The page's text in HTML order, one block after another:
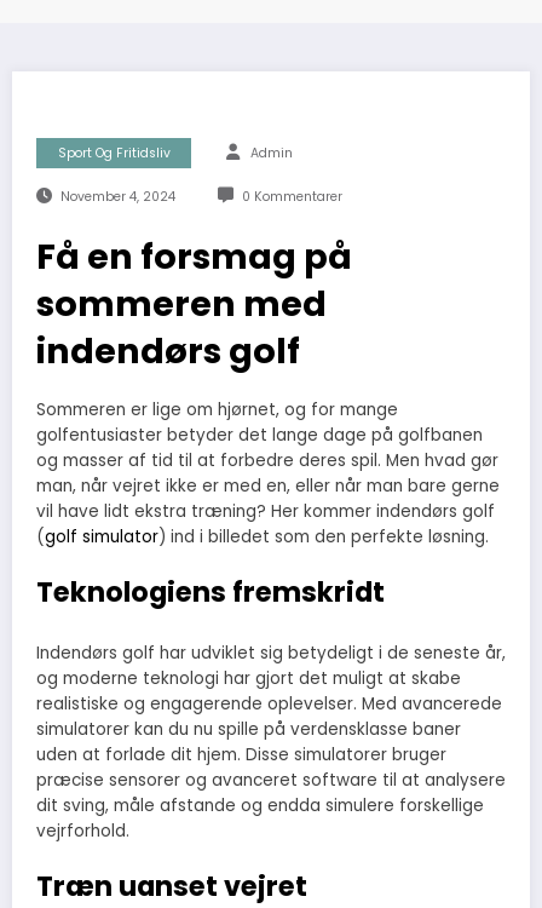
Sport Og Fritidsliv Admin
November 4, 2024 0 Kommentarer
Få en forsmag på
sommeren med
indendørs golf
Sommeren er lige om hjørnet, og for mange
golfentusiaster betyder det lange dage på golfbanen
og masser af tid til at forbedre deres spil. Men hvad gør
man, når vejret ikke er med en, eller når man bare gerne
vil have lidt ekstra træning? Her kommer indendørs golf
(golf simulator) ind i billedet som den perfekte løsning.
Teknologiens fremskridt
Indendørs golf har udviklet sig betydeligt i de seneste år,
og moderne teknologi har gjort det muligt at skabe
realistiske og engagerende oplevelser. Med avancerede
simulatorer kan du nu spille på verdensklasse baner
uden at forlade dit hjem. Disse simulatorer bruger
præcise sensorer og avanceret software til at analysere
dit sving, måle afstande og endda simulere forskellige
vejrforhold.
Træn uanset vejret